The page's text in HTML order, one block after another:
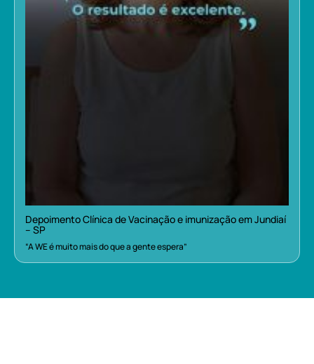
Depoimento Clínica de Vacinação e imunização em Jundiaí
– SP
“A WE é muito mais do que a gente espera”